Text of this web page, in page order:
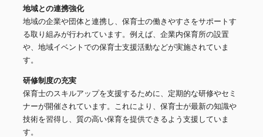
地域との連携強化
地域の企業や団体と連携し、保育士の働きやすさをサポートす
る取り組みが行われています。例えば、企業内保育所の設置
や、地域イベントでの保育士支援活動などが実施されていま
す。
研修制度の充実
保育士のスキルアップを支援するために、定期的な研修やセミ
ナーが開催されています。これにより、保育士が最新の知識や
技術を習得し、質の高い保育を提供できるよう支援していま
す。